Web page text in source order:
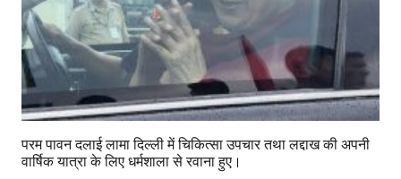
परम पावन दलाई लामा दिल्ली में चिकित्सा उपचार तथा लद्दाख की अपनी
वार्षिक यात्रा के लिए धर्मशाला से रवाना हुए।